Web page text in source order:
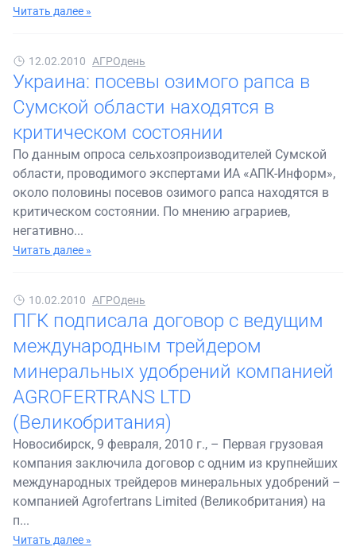
Читать далее »
12.02.2010 АГРОдень
Украина: посевы озимого рапса в
Сумской области находятся в
критическом состоянии
По данным опроса сельхозпроизводителей Сумской
области, проводимого экспертами ИА «АПК-Информ»,
около половины посевов озимого рапса находятся в
критическом состоянии. По мнению аграриев,
негативно...
Читать далее »
10.02.2010 АГРОдень
ПГК подписала договор с ведущим
международным трейдером
минеральных удобрений компанией
AGROFERTRANS LTD
(Великобритания)
Новосибирск, 9 февраля, 2010 г., – Первая грузовая
компания заключила договор с одним из крупнейших
международных трейдеров минеральных удобрений –
компанией Agrofertrans Limited (Великобритания) на
п...
Читать далее »